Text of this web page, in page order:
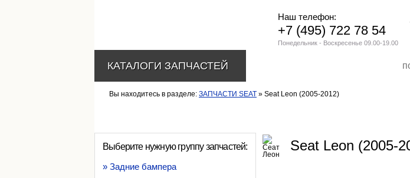
Вы находитесь в разделе: ЗАПЧАСТИ SEAT » Seat Leon (2005-2012)
Seat Leon (2005-
Выберите нужную группу запчастей:
» Задние бампера
Наш телефон:
+7 (495) 722 78 54
Понедельник - Воскресенье 09.00-19.00
КАТАЛОГИ ЗАПЧАСТЕЙ